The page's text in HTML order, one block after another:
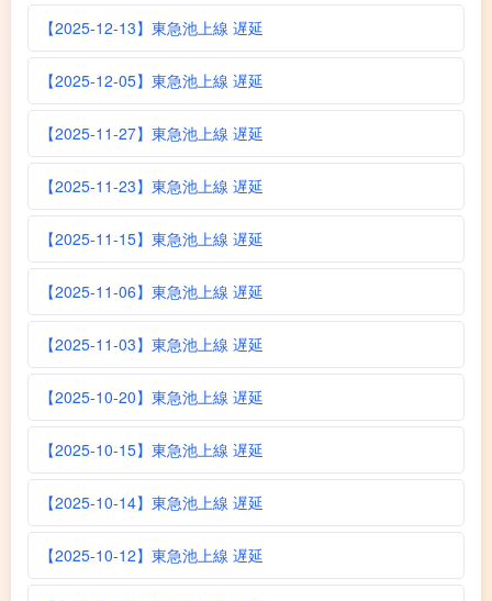
【2025-12-13】東急池上線 遅延
【2025-12-05】東急池上線 遅延
【2025-11-27】東急池上線 遅延
【2025-11-23】東急池上線 遅延
【2025-11-15】東急池上線 遅延
【2025-11-06】東急池上線 遅延
【2025-11-03】東急池上線 遅延
【2025-10-20】東急池上線 遅延
【2025-10-15】東急池上線 遅延
【2025-10-14】東急池上線 遅延
【2025-10-12】東急池上線 遅延